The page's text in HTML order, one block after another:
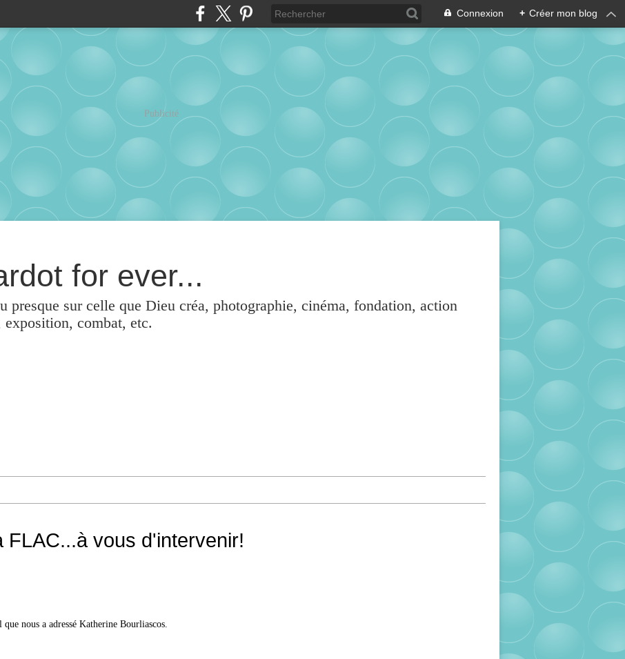
Connexion + Créer mon blog
Publicité
for ever...
presque sur celle que Dieu créa, photographie, cinéma, fondation, action
combat, etc.
FLAC...à vous d'intervenir!
nous a adressé Katherine Bourliascos.